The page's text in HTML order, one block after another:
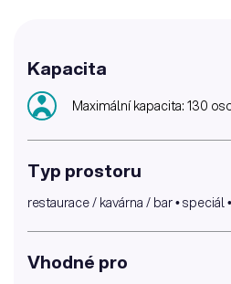
Kapacita
Maximální kapacita: 130
Typ prostoru
restaurace / kavárna / bar • speciál
Vhodné pro